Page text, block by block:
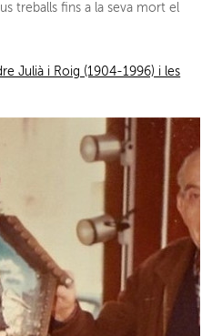
treballs fins a la seva mort el
Julià i Roig (1904-1996) i les